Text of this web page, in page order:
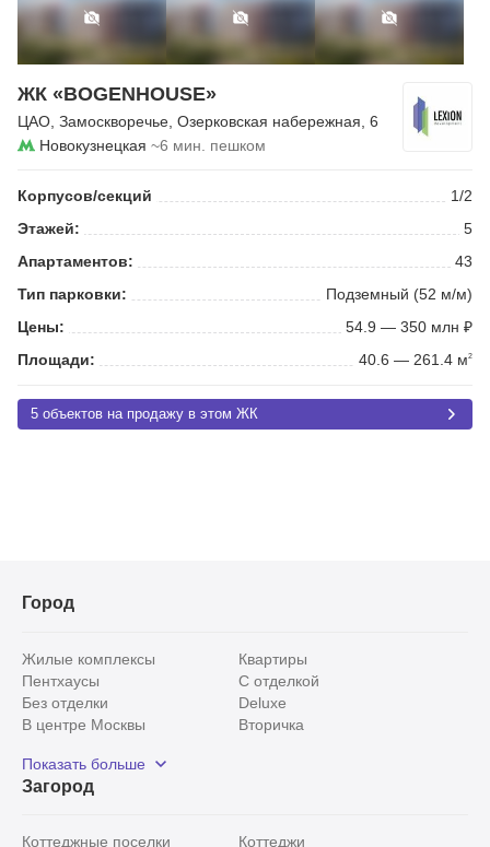
ЖК «BOGENHOUSE»
ЦАО Замоскворечье Озерковская набережная , 6
Новокузнецкая ~6 мин. пешком
Корпусов/секций
1/2
Этажей:
5
Апартаментов:
43
Тип парковки:
Подземный (52 м/м)
Цены:
54.9 — 350 млн ₽
Площади:
40.6 — 261.4 м2
5 объектов на продажу в этом ЖК
Город
Жилые комплексы
Квартиры
Пентхаусы
С отделкой
Без отделки
Deluxe
В центре Москвы
Вторичка
Рядом с парком
С панорамными окнами
Показать больше
Загород
Коттеджные поселки Коттеджи